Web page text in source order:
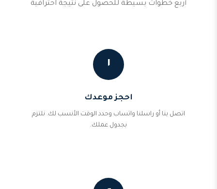
أربع خطوات بسيطة للحصول على نتيجة احترافية
١
احجز موعدك
اتصل بنا أو راسلنا واتساب وحدد الوقت الأنسب لك. نلتزم
بجدول عملك.